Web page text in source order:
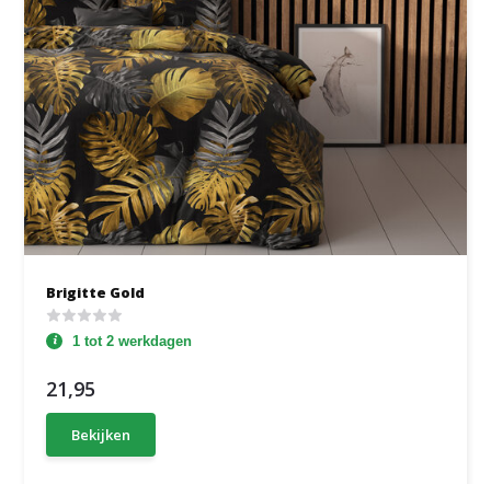
Brigitte Gold
1 tot 2 werkdagen
21,95
Bekijken